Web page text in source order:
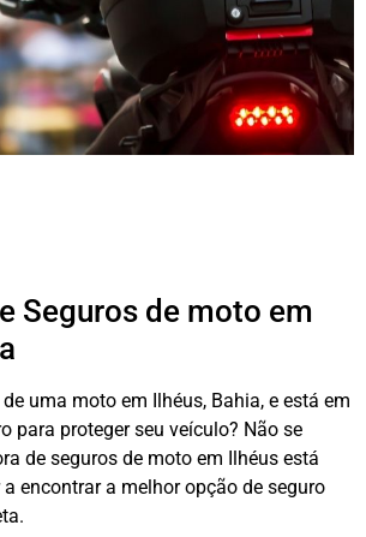
Seguros de moto em
uma moto em Ilhéus, Bahia, e está em
para proteger seu veículo? Não se
de seguros de moto em Ilhéus está
encontrar a melhor opção de seguro